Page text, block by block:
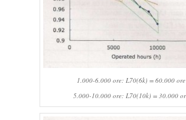
1.000-6.000 ore: L70(6k) = 60.000 ore
5.000-10.000 ore: L70(10k) = 30.000